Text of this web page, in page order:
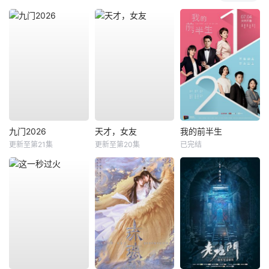
九门2026
更新至第21集
天才，女友
更新至第20集
我的前半生
已完结